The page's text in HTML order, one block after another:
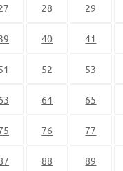
28 29
40 41
52 53
64 65
76 77
88 89